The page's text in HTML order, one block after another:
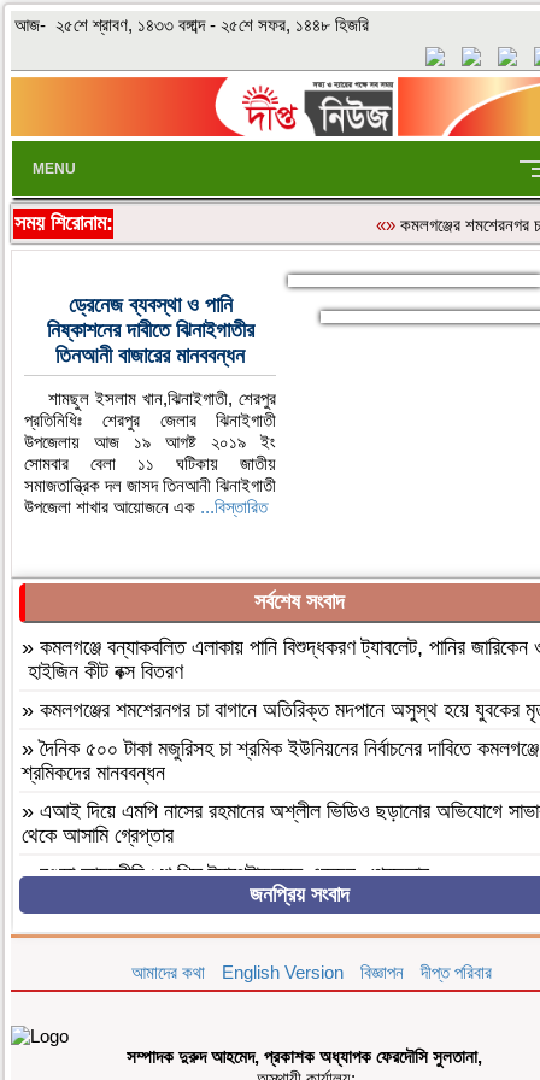
আজ- ২৫শে শ্রাবণ, ১৪৩৩ বঙ্গাব্দ - ২৫শে সফর, ১৪৪৮ হিজরি
MENU
সময় শিরোনাম: «» কমলগঞ্জের শমশেরনগর
ড্রেনেজ ব্যবস্থা ও পানি
নিষ্কাশনের দাবীতে ঝিনাইগাতীর
তিনআনী বাজারের মানববন্ধন
শামছুল ইসলাম খান,ঝিনাইগাতী, শেরপুর
প্রতিনিধিঃ শেরপুর জেলার ঝিনাইগাতী
উপজেলায় আজ ১৯ আগষ্ট ২০১৯ ইং
সোমবার বেলা ১১ ঘটিকায় জাতীয়
সমাজতান্ত্রিক দল জাসদ তিনআনী ঝিনাইগাতী
উপজেলা শাখার আয়োজনে এক ...বিস্তারিত
সর্বশেষ সংবাদ
» কমলগঞ্জে বন্যাকবলিত এলাকায় পানি বিশুদ্ধকরণ ট্যাবলেট, পানির জারিকেন
হাইজিন কীট বক্স বিতরণ
» কমলগঞ্জের শমশেরনগর চা বাগানে অতিরিক্ত মদপানে অসুস্থ হয়ে যুবকের
»দৈনিক ৫০০ টাকা মজুরিসহ চা শ্রমিক ইউনিয়নের নির্বাচনের দাবিতে
শ্রমিকদের মানববন্ধন
» এআই দিয়ে এমপি নাসের রহমানের অশ্লীল ভিডিও ছড়ানোর অভিযোগে
থেকে আসামি গ্রেপ্তার
»বগুড়া আদমদীঘি ১শ পিস ট্যাপেন্টাডলসহ একজন গ্রেফতার
»বগুড়া আদমদীঘি’র ছাতিয়ানগ্রামে সাংসদ মহিত তালুকদার-কে সংবর্ধনা প্রদান
»আন্তর্জাতিক আদিবাসী দিবস ২০২৬: বাংলাদেশের আদিবাসীদের দূর্গম পথচলা
» বগুড়া আদমদীঘিতে মাদকবিরোধী অভিযানে ৩ জন গ্রেফতার, ভ্রাম্যমাণ
১৫ দিনের কারাদণ্ড
জনপ্রিয় সংবাদ
আমাদের কথা English Version বিজ্ঞাপন দীপ্ত পরিবার
সম্পাদক দুরুদ আহমেদ, প্রকাশক অধ্যাপক ফেরদৌসি সুলতানা,